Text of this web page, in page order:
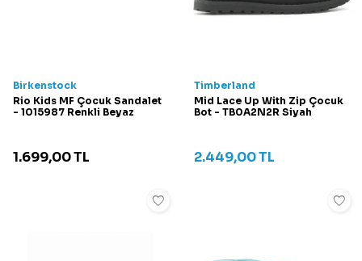
Birkenstock
Rio Kids MF Çocuk Sandalet
- 1015987 Renkli Beyaz
1.699,00TL
Timberland
Mid Lace Up With Zip Çocuk
Bot - TB0A2N2R Siyah
2.449,00TL